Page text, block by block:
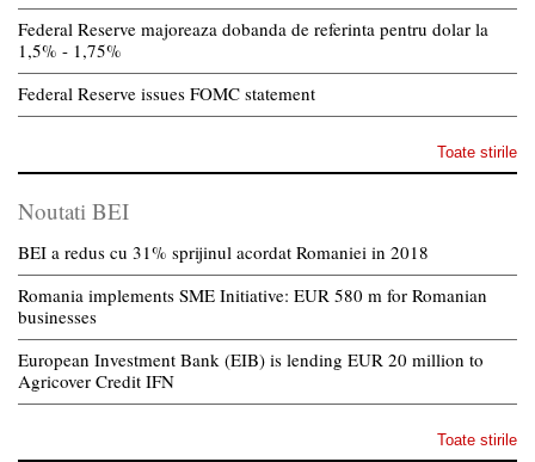
Federal Reserve majoreaza dobanda de referinta pentru dolar la
1,5% - 1,75%
Federal Reserve issues FOMC statement
Toate stirile
Noutati BEI
BEI a redus cu 31% sprijinul acordat Romaniei in 2018
Romania implements SME Initiative: EUR 580 m for Romanian
businesses
European Investment Bank (EIB) is lending EUR 20 million to
Agricover Credit IFN
Toate stirile